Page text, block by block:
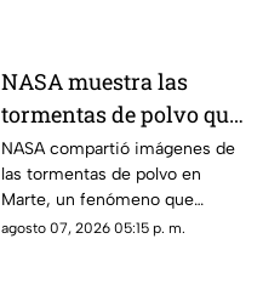
NASA muestra las
tormentas de polvo que
cubren Marte
NASA compartió imágenes de
las tormentas de polvo en
Marte, un fenómeno que
puede extenderse por miles de
agosto 07, 2026 05:15 p. m.